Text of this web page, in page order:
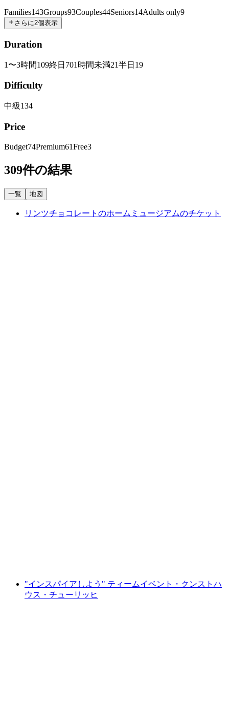
Families143Groups93Couples44Seniors14Adults only9
さらに2個表示
Duration
1〜3時間109終日 701時間未満21半日 19
Difficulty
中級134
Price
Budget74Premium61Free3
309件の結果
一覧 地図
リンツチョコレートのホームミュージアムのチケット
"インスパイアしよう" ティームイベント・クンストハ
ウス・チューリッヒ